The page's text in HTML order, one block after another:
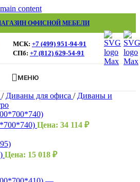
content
ОФИСНОЙ МЕБЕЛИ
МСК: +7 (499) 951-94-91
СПб: +7 (812) 629-54-91
МЕНЮ
/ Диваны для офиса / Диваны и
Цена: 34 114 ₽
Цена: 15 018 ₽